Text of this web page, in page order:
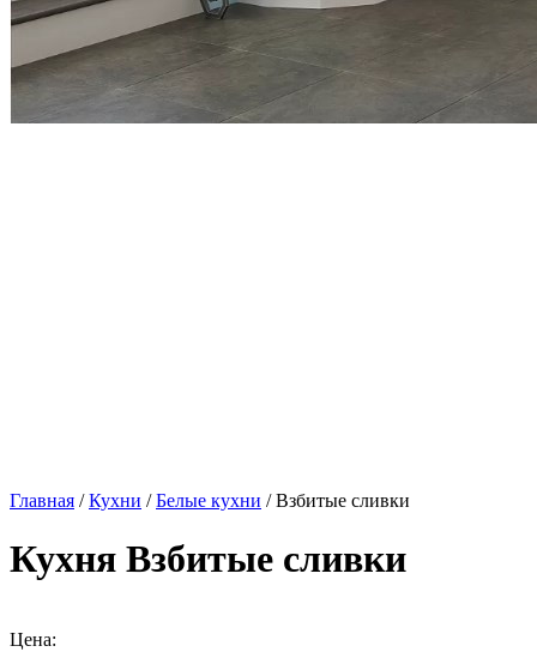
Главная /Кухни /Белые кухни / Взбитые сливки
Кухня Взбитые сливки
Цена: